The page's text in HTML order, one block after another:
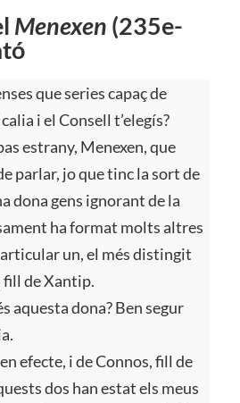
Menexen (235e-
que series capaç de
i el Consell t’elegís?
estrany, Menexen, que
parlar, jo que tinc la sort de
dona gens ignorant de la
ha format molts altres
un, el més distingit
fill de Xantip.
aquesta dona? Ben segur
efecte, i de Connos, fill de
dos han estat els meus